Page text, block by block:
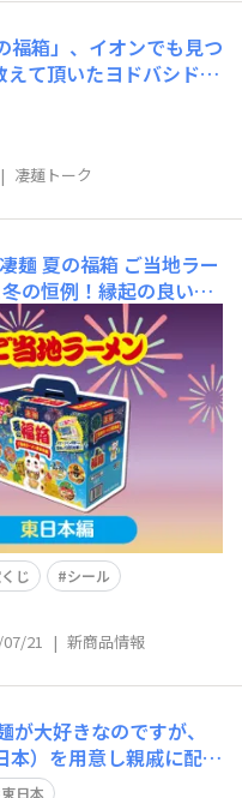
福箱」、イオンでも見つ
て頂いたヨドバシドッ
した。東日本編にしま
たいと思います。 あ
くじはまだ隅々まで確
ないだけ
| 凄麺トーク
麺 夏の福箱 ご当地ラー
の恒例！縁起の良い福
詰合せセット🎁｢東日
おまけでもれなく非売品
たり箱には｢サマージ
分）」が🎯◆夏の福箱 詳
東日本編ht
じ シール
21 | 新商品情報
大好きなのですが、
本）を用意し親戚に配り
箱を見つけて買った
東日本